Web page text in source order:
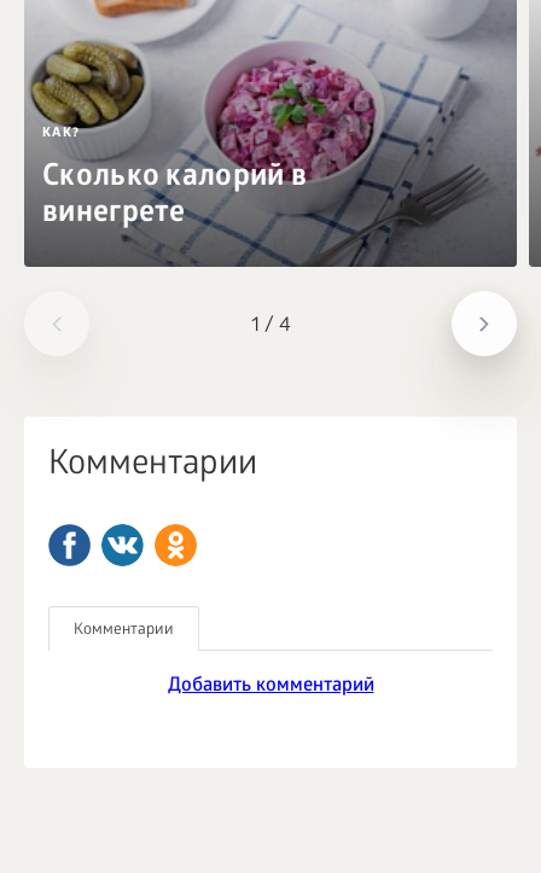
1 / 4
КАК?
Сколько калорий в
винегрете
Комментарии
Комментарии
Добавить комментарий